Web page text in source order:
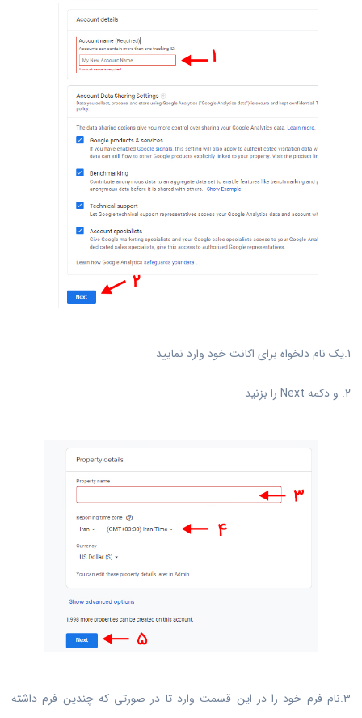
1.یک نام دلخواه برای اکانت خود وارد نمایید
2. و دکمه Next را بزنید
3.نام فرم خود را در این قسمت وارد تا در صورتی که چندین فرم داشته